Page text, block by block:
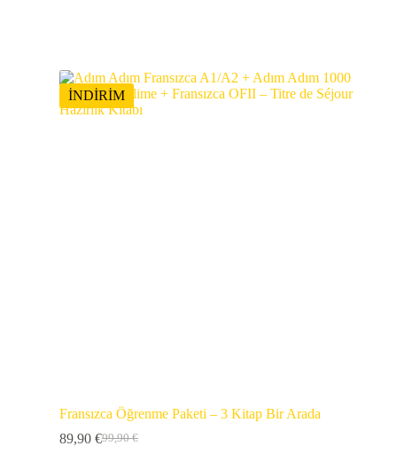
İNDİRİM
Fransızca Öğrenme Paketi – 3 Kitap Bir Arada
99,90€
89,90 €